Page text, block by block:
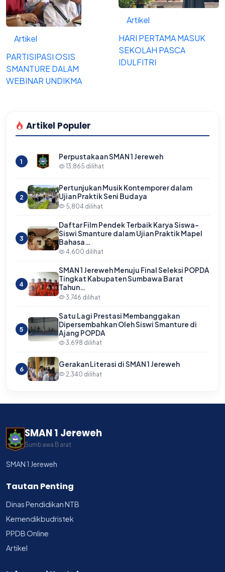
Artikel
PARTISIPASI OSIS
SMANTURE DALAM
WEBINAR UNDIKMA
Artikel
HARI PERTAMA MASUK
SEKOLAH PASCA
IDULFITRI
Artikel Populer
1
Perpustakaan SMAN 1 Jereweh
13,865 dilihat
2
Pertunjukan Musik Kontemporer dalam
Ujian Praktik Seni Budaya
5,804 dilihat
3
Daftar Film Pendek Terbaik Karya Siswa-
Siswi Smanture dalam Ujian Praktik Mapel
Bahasa…
4,600 dilihat
4
SMAN 1 Jereweh Menuju Final Seleksi POPDA
Tingkat Kabupaten Sumbawa Barat
Tahun…
3,746 dilihat
5
Satu Lagi Prestasi Membanggakan
Dipersembahkan Oleh Siswi Smanture di
Ajang POPDA
3,698 dilihat
6
Gerakan Literasi di SMAN 1 Jereweh
2,340 dilihat
SMAN 1 Jereweh
Sumbawa Barat
SMAN 1 Jereweh
Tautan Penting
Dinas Pendidikan NTB
Kemendikbudristek
PPDB Online
Artikel